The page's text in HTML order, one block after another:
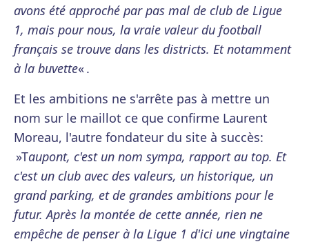
avons été approché par pas mal de club de Ligue
1, mais pour nous, la vraie valeur du football
français se trouve dans les districts. Et notamment
à la buvette« .
Et les ambitions ne s'arrête pas à mettre un
nom sur le maillot ce que confirme Laurent
Moreau, l'autre fondateur du site à succès:
»Taupont, c'est un nom sympa, rapport au top. Et
c'est un club avec des valeurs, un historique, un
grand parking, et de grandes ambitions pour le
futur. Après la montée de cette année, rien ne
empêche de penser à la Ligue 1 d'ici une vingtaine